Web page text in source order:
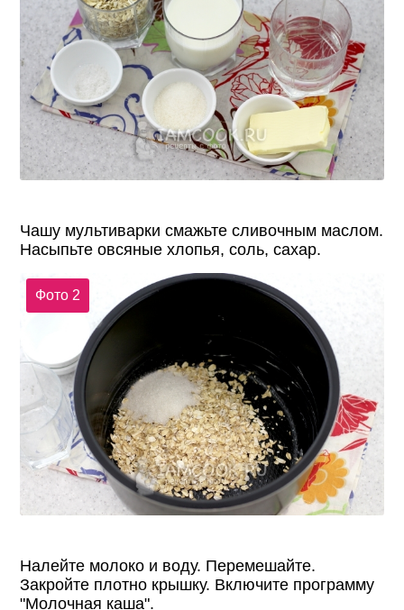
Чашу мультиварки смажьте сливочным маслом.
Насыпьте овсяные хлопья, соль, сахар.
Фото 2
Налейте молоко и воду. Перемешайте.
Закройте плотно крышку. Включите программу
"Молочная каша".